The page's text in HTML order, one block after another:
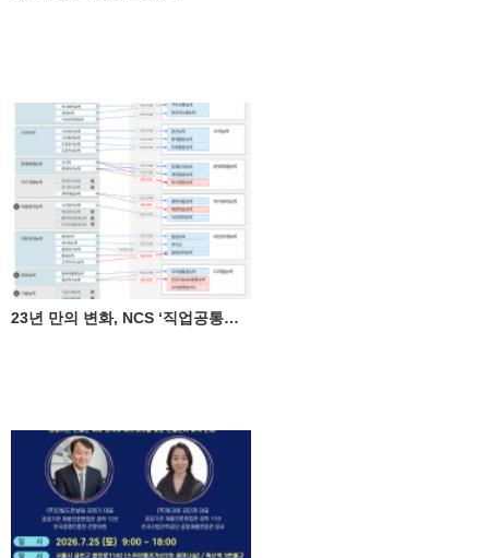
23년 만의 변화, NCS ‘직업공통능력’으로 개편